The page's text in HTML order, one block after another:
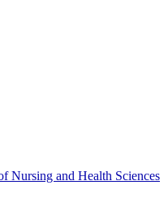
Nursing and Health Sciences